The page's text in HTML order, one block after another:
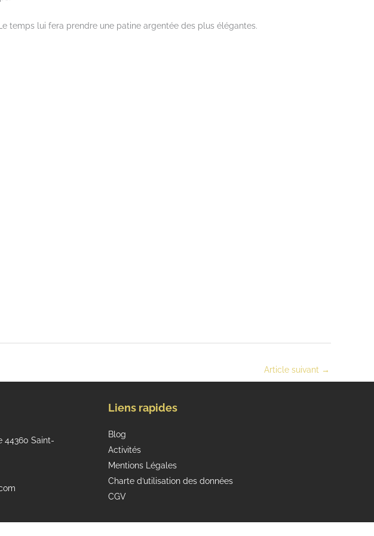
temps lui fera prendre une patine argentée des plus élégantes.
Article suivant →
44360 Saint-
Liens rapides
Blog
Activités
Mentions Légales
Charte d’utilisation des données
CGV